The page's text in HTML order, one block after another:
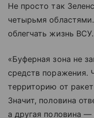
Не просто так
четырьмя
облегчать жизнь ВСУ.
«Буферная зона не
средств поражения.
территорию от
Значит, половина
а другая половина —